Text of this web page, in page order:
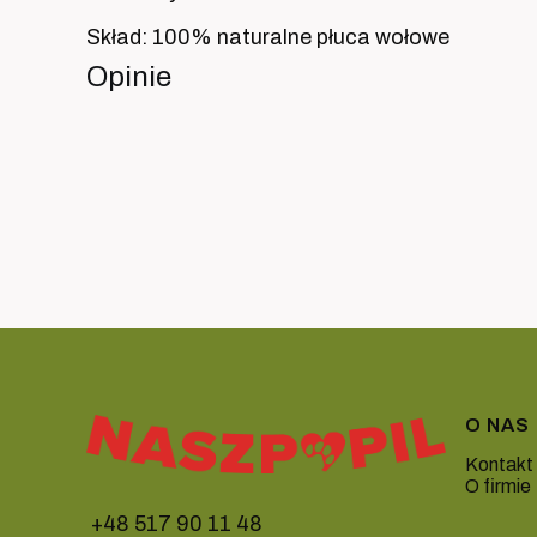
Skład: 100% naturalne płuca wołowe
Opinie
+48 517 90 11 48
Linki
O NAS
Kontakt
O firmie